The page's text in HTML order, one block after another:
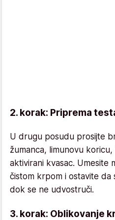
2. korak: Priprema
U drugu posudu prosijte
žumanca, limunovu
aktivirani kvasac. Umesite
čistom krpom i ostavite da
dok se ne udvostruči.
3. korak: Oblikovanje